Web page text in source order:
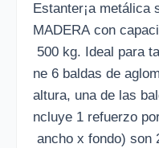
Estanter¡a
MADERA con
500 kg. Ideal para
ne 6 baldas de
altura, una de las
ncluye 1 refuerzo
ancho x fondo) son